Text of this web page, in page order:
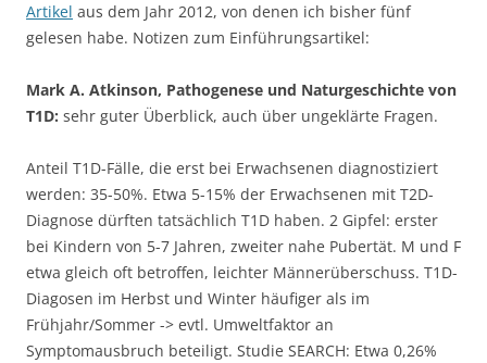
Artikel aus dem Jahr 2012, von denen ich bisher fünf
gelesen habe. Notizen zum Einführungsartikel:
Mark A. Atkinson, Pathogenese und Naturgeschichte von
T1D: sehr guter Überblick, auch über ungeklärte Fragen.
Anteil T1D-Fälle, die erst bei Erwachsenen diagnostiziert
werden: 35-50%. Etwa 5-15% der Erwachsenen mit T2D-
Diagnose dürften tatsächlich T1D haben. 2 Gipfel: erster
bei Kindern von 5-7 Jahren, zweiter nahe Pubertät. M und F
etwa gleich oft betroffen, leichter Männerüberschuss. T1D-
Diagosen im Herbst und Winter häufiger als im
Frühjahr/Sommer -> evtl. Umweltfaktor an
Symptomausbruch beteiligt. Studie SEARCH: Etwa 0,26%